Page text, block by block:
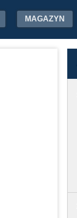
MAGAZYN